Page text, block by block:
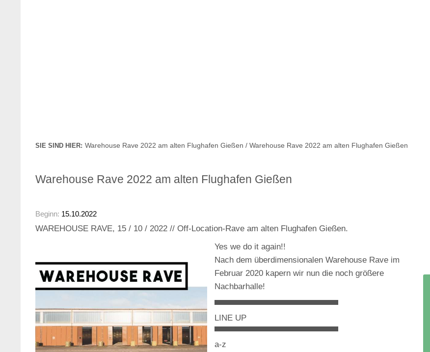
SIE SIND HIER: Warehouse Rave 2022 am alten Flughafen Gießen / Warehouse Rave 2022 am alten Flughafen Gießen
Warehouse Rave 2022 am alten Flughafen Gießen
Beginn: 15.10.2022
WAREHOUSE RAVE, 15 / 10 / 2022 // Off-Location-Rave am alten Flughafen Gießen.
Yes we do it again!!
Nach dem überdimensionalen Warehouse Rave im
Februar 2020 kapern wir nun die noch größere
Nachbarhalle!
▀▀▀▀▀▀▀▀▀▀▀▀▀▀▀▀▀▀▀▀▀
LINE UP
▀▀▀▀▀▀▀▀▀▀▀▀▀▀▀▀▀▀▀▀▀
a-z